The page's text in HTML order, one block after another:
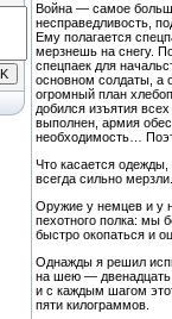
Война — самое
несправедливость,
Ему полагается
мерзнешь на снегу.
спецпаек для
основном солдаты, а
огромный план
добился изъятия
выполнен, армия
необходимость…
Что касается
всегда сильно мерзли.
Оружие у немцев и у
пехотного полка: мы
быстро окопаться и
Однажды я решил
на шею — двенадцать
и с каждым шагом
пяти килограммов.